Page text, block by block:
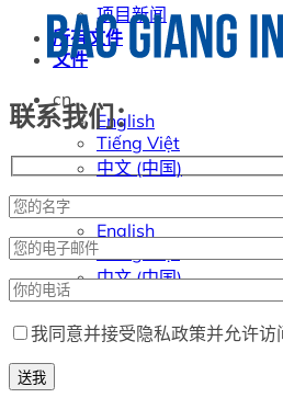
项目新闻
所有文件
文件
cn
English
Tiếng Việt
中文 (中国)
cn
English
Tiếng Việt
中文 (中国)
联系我们：
我同意并接受隐私政策并允许访